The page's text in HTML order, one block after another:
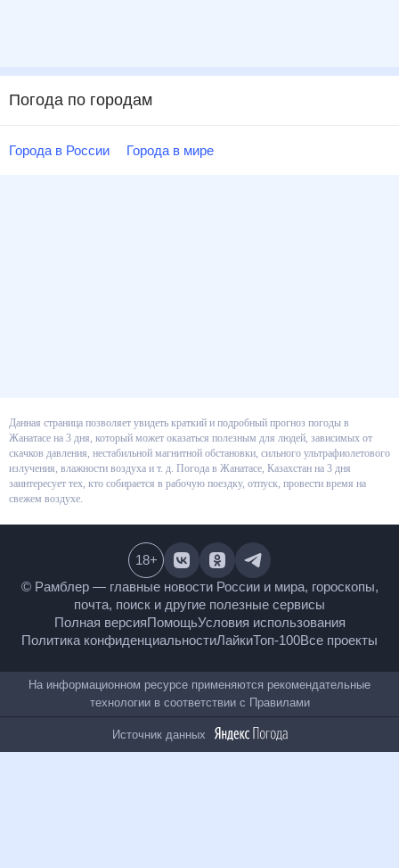
Погода по городам
Города в России Города в мире
Данная страница позволяет увидеть краткий и подробный прогноз
погоды в Жанатасе на 3 дня, который может оказаться полезным для
людей, зависимых от скачков давления, нестабильной магнитной
обстановки, сильного ультрафиолетового излучения, влажности воздуха
и т. д. Погода в Жанатасе, Казахстан на 3 дня заинтересует тех, кто
собирается в рабочую поездку, отпуск, провести время на свежем
© Рамблер — главные новости России и мира,
гороскопы, почта, поиск и другие полезные сервисы
Полная версияПомощьУсловия использования
Все проекты
18+
На информационном ресурсе применяются
рекомендательные технологии в соответствии с